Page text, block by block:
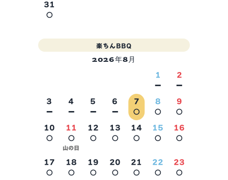
31
○
楽ちんBBQ
2026年8月
1
－
2
－
3
－
4
－
5
－
6
－
7
○
8
○
9
○
10
○
11
○
山の日
12
○
13
○
14
○
15
○
16
○
17
○
18
○
19
○
20
○
21
○
22
○
23
○
2026年9月